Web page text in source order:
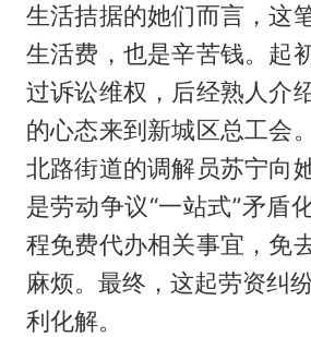
生活拮据的她们而言，这
生活费，也是辛苦钱。起
过诉讼维权，后经熟人介
的心态来到新城区总工会
北路街道的调解员苏宁向
是劳动争议“一站式”矛盾
程免费代办相关事宜，免
麻烦。最终，这起劳资纠
利化解。